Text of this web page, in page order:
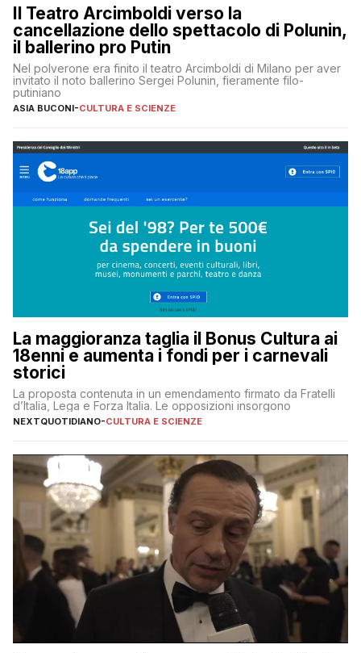
Il Teatro Arcimboldi verso la
cancellazione dello spettacolo di Polunin,
il ballerino pro Putin
Nel polverone era finito il teatro Arcimboldi di Milano per aver
invitato il noto ballerino Sergei Polunin, fieramente filo-
putiniano
ASIA BUCONI-CULTURA E SCIENZE
La maggioranza taglia il Bonus Cultura ai
18enni e aumenta i fondi per i carnevali
storici
La proposta contenuta in un emendamento firmato da Fratelli
d’Italia, Lega e Forza Italia. Le opposizioni insorgono
NEXTQUOTIDIANO-CULTURA E SCIENZE